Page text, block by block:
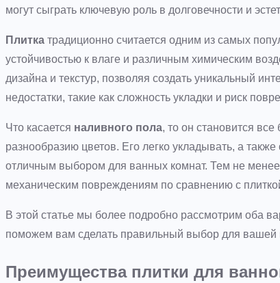
могут сыграть ключевую роль в долговечности и
Плитка традиционно считается одним из самых
устойчивостью к влаге и различным химическим
дизайна и текстур, позволяя создать уникальный
недостатки, такие как сложность укладки и риск
Что касается наливного пола, то он становится
разнообразию цветов. Его легко укладывать, а
отличным выбором для ванных комнат. Тем не
механическим повреждениям по сравнению с
В этой статье мы более подробно рассмотрим оба
поможем вам сделать правильный выбор для вашей
Преимущества плитки для